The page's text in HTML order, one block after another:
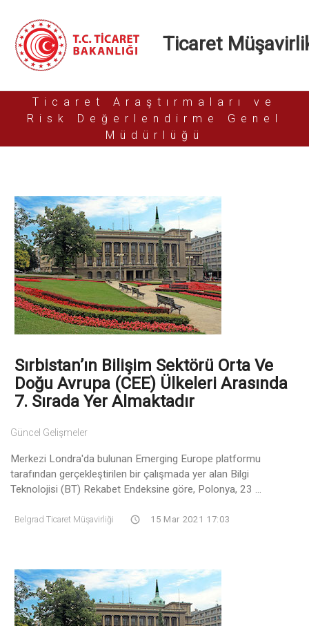
Ticaret
Ticaret Araştırmaları ve
Risk Değerlendirme Genel
Müdürlüğü
Sırbistan’ın Bilişim Sektörü Orta Ve
Doğu Avrupa (CEE) Ülkeleri Arasında
7. Sırada Yer Almaktadır
Güncel Gelişmeler
Merkezi Londra'da bulunan Emerging Europe platformu
tarafından gerçekleştirilen bir çalışmada yer alan Bilgi
Teknolojisi (BT) Rekabet Endeksine göre, Polonya, 23 ...
Belgrad Ticaret Müşavirliği 15 Mar 2021 17:03